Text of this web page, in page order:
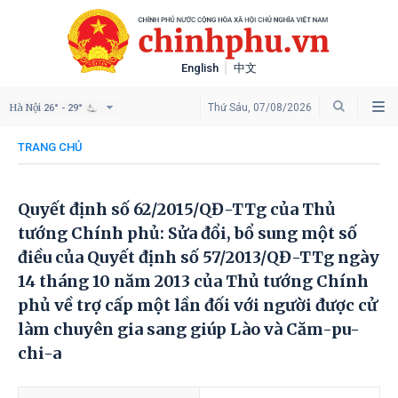
English 中文
Thứ Sáu, 07/08/2026
Hà Nội 26° - 29°
TRANG CHỦ
Quyết định số 62/2015/QĐ-TTg của Thủ
tướng Chính phủ: Sửa đổi, bổ sung một số
điều của Quyết định số 57/2013/QĐ-TTg ngày
14 tháng 10 năm 2013 của Thủ tướng Chính
phủ về trợ cấp một lần đối với người được cử
làm chuyên gia sang giúp Lào và Căm-pu-
chi-a